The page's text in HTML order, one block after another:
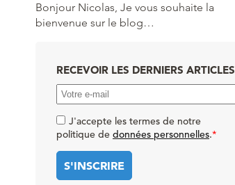
Bonjour Nicolas, Je vous souhaite la
bienvenue sur le blog…
RECEVOIR LES DERNIERS ARTICLES
J'accepte les termes de notre
politique de données personnelles.*